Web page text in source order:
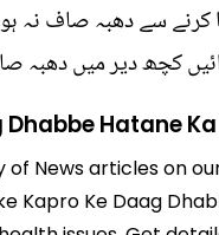
کرنے سے دھبہ صاف نہ
کچھ دیر میں دھبہ
Dhabbe Hatane
of News articles on
Kapro Ke Daag